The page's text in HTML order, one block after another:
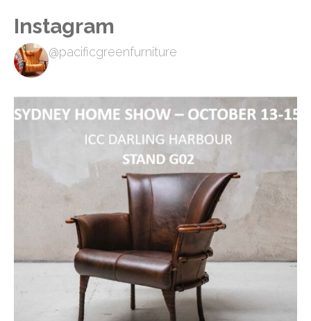
Instagram
@pacificgreenfurniture